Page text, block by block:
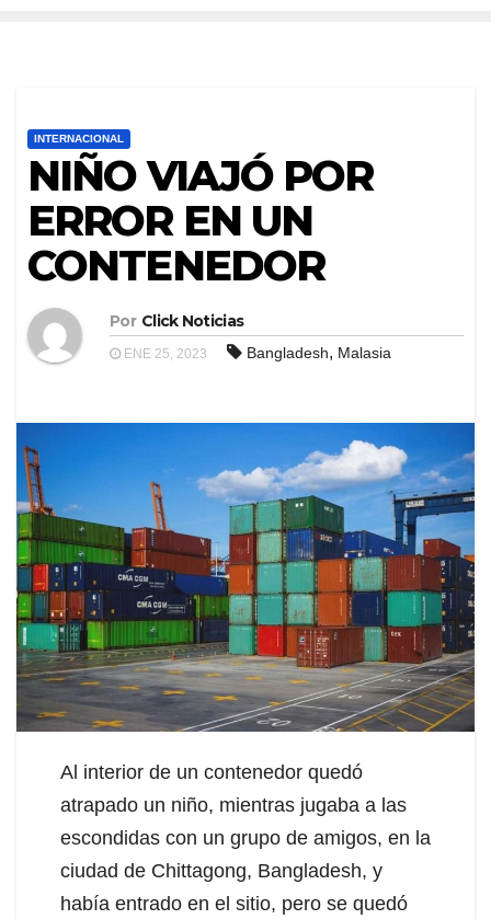
INTERNACIONAL
NIÑO VIAJÓ POR
ERROR EN UN
CONTENEDOR
Por Click Noticias
ENE 25, 2023 Bangladesh, Malasia
Al interior de un contenedor quedó
atrapado un niño, mientras jugaba a las
escondidas con un grupo de amigos, en la
ciudad de Chittagong, Bangladesh, y
había entrado en el sitio, pero se quedó